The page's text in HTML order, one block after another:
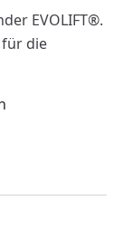
EVOLIFT®.
die